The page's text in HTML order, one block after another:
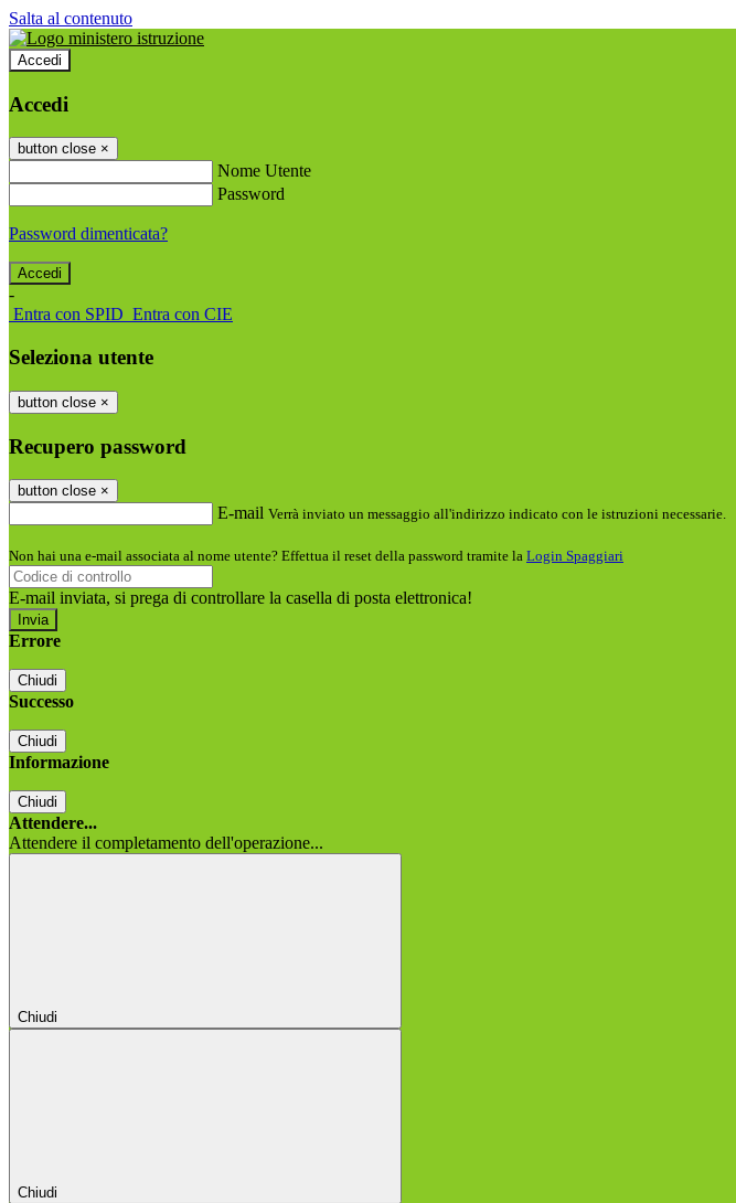
Salta al contenuto
Accedi
Accedi
button close ×
Nome Utente
Password
Password dimenticata?
-
Entra con SPID Entra con CIE
Seleziona utente
button close ×
Recupero password
button close ×
E-mail Verrà inviato un messaggio all'indirizzo indicato con le istruzioni necessarie.
Non hai una e-mail associata al nome utente? Effettua il reset della password tramite la Login Spaggiari
E-mail inviata, si prega di controllare la casella di posta elettronica!
Errore
Chiudi
Successo
Chiudi
Informazione
Chiudi
Attendere...
Attendere il completamento dell'operazione...
Chiudi
Chiudi